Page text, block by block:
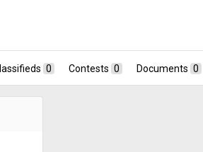
0 Contests 0 Documents 0